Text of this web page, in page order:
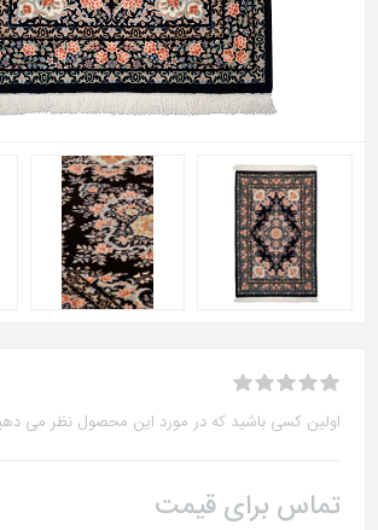
اولین کسی باشید که در مورد این محصول نظر می
تماس برای قیمت